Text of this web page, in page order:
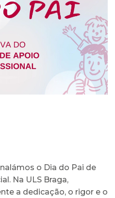
o Dia do Pai de
Na ULS Braga,
a dedicação, o rigor e o